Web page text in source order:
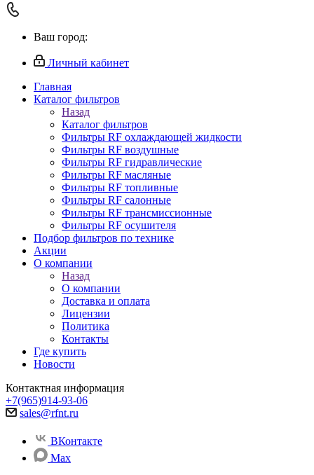
Ваш город:
Личный кабинет
Главная
Каталог фильтров
Назад
Каталог фильтров
Фильтры RF охлаждающей жидкости
Фильтры RF воздушные
Фильтры RF гидравлические
Фильтры RF масляные
Фильтры RF топливные
Фильтры RF салонные
Фильтры RF трансмиссионные
Фильтры RF осушителя
Подбор фильтров по технике
Акции
О компании
Назад
О компании
Доставка и оплата
Лицензии
Политика
Контакты
Где купить
Новости
Контактная информация
+7(965)914-93-06
sales@rfnt.ru
ВКонтакте
Max